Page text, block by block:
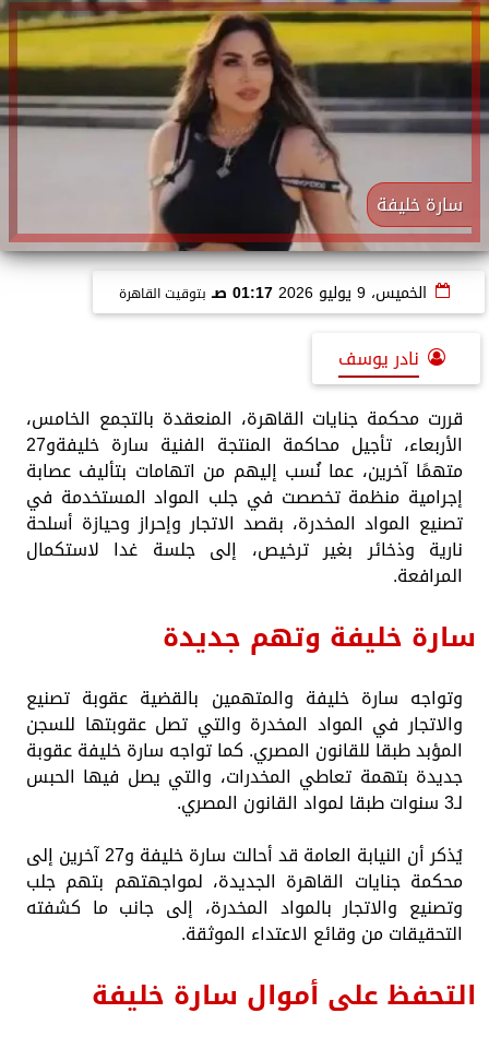
سارة خليفة
الخميس، 9 يوليو 2026 01:17 صـ بتوقيت القاهرة
نادر يوسف
قررت محكمة جنايات القاهرة، المنعقدة بالتجمع الخامس،
الأربعاء، تأجيل محاكمة المنتجة الفنية سارة خليفةو27
متهمًا آخرين، عما نُسب إليهم من اتهامات بتأليف عصابة
إجرامية منظمة تخصصت في جلب المواد المستخدمة في
تصنيع المواد المخدرة، بقصد الاتجار وإحراز وحيازة أسلحة
نارية وذخائر بغير ترخيص، إلى جلسة غدا لاستكمال
المرافعة.
سارة خليفة وتهم جديدة
وتواجه سارة خليفة والمتهمين بالقضية عقوبة تصنيع
والاتجار في المواد المخدرة والتي تصل عقوبتها للسجن
المؤبد طبقا للقانون المصري. كما تواجه سارة خليفة عقوبة
جديدة بتهمة تعاطي المخدرات، والتي يصل فيها الحبس
لـ3 سنوات طبقا لمواد القانون المصري.
يُذكر أن النيابة العامة قد أحالت سارة خليفة و27 آخرين إلى
محكمة جنايات القاهرة الجديدة، لمواجهتهم بتهم جلب
وتصنيع والاتجار بالمواد المخدرة، إلى جانب ما كشفته
التحقيقات من وقائع الاعتداء الموثقة.
التحفظ على أموال سارة خليفة